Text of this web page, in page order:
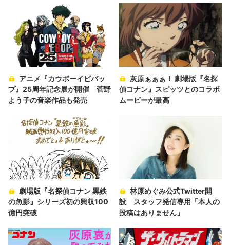
アニメ『カウボーイビバッ
プ』25周年記念展が開催 菅野
よう子の音楽作品も発売
灰原ぁぁぁ！ 劇場版『名探
偵コナン』スピッツとのコラボ
ムービーが最高
劇場版『名探偵コナン 黒鉄
の魚影』シリーズ初の興収100
億円突破
林原めぐみ公式Twitter開
設 スタッフ発信専用「本人の
投稿はありません」